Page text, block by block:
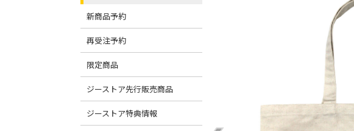
新商品予約
再受注予約
限定商品
ジーストア先行販売商品
ジーストア特典情報